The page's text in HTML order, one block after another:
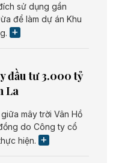
sử dụng gần
để làm dự án Khu
đầu tư 3.000 tỷ
La
mây trời Vân Hồ
do Công ty cổ
hiện.